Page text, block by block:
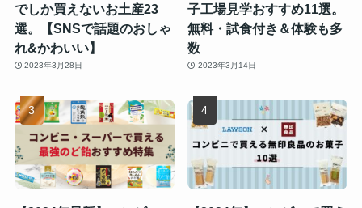
でしか買えないお土産23
選。【SNSで話題のおしゃ
れ&かわいい】
2023年3月28日
子工場見学おすすめ11選。
無料・試食付き＆体験も多
数
2023年3月14日